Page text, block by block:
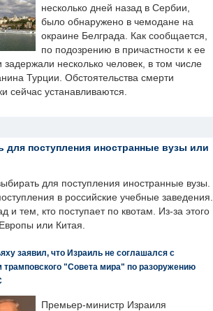
несколько дней назад в Сербии,
было обнаружено в чемодане на
окраине Белграда. Как сообщается,
по подозрению в причастности к ее
задержали несколько человек, в том числе
Турции. Обстоятельства смерти
сейчас устанавливаются.
поступления иностранные вузы или
для поступления иностранные вузы.
в российские учебные заведения.
и тем, кто поступает по квотам. Из-за этого
или Китая.
заявил, что Израиль не соглашался с
трамповского "Совета мира" по разоружению
Премьер-министр Израиля